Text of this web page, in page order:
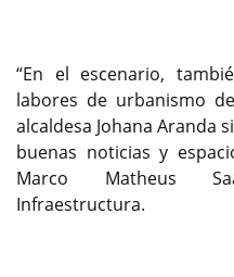
“En el escenario,
labores de urbanismo
alcaldesa Johana Aranda
buenas noticias y
Marco Matheus
Infraestructura.